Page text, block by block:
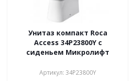
Унитаз компакт Roca
Access 34P23800Y с
сиденьем Микролифт
Артикул: 34P23800Y